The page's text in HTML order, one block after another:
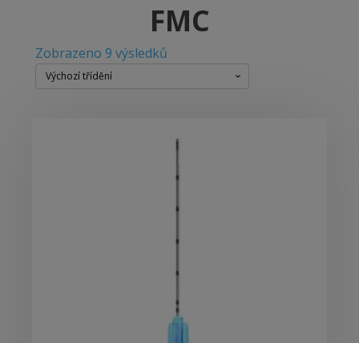
FMC
Zobrazeno 9 výsledků